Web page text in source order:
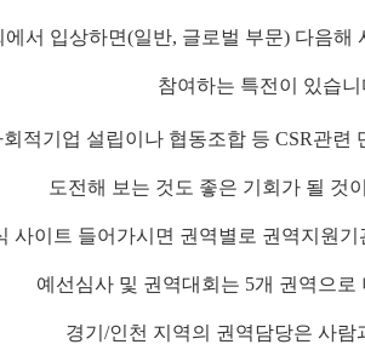
에서 입상하면(일반, 글로벌 부문) 다음해
참여하는 특전이 있습니
회적기업 설립이나 협동조합 등 CSR관련
도전해 보는 것도 좋은 기회가 될 것
사이트 들어가시면 권역별로 권역지원
예선심사 및 권역대회는 5개 권역으로
경기/인천 지역의 권역담당은 사람